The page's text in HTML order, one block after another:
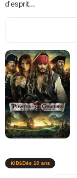
d'esprit...
Dès 10 ans